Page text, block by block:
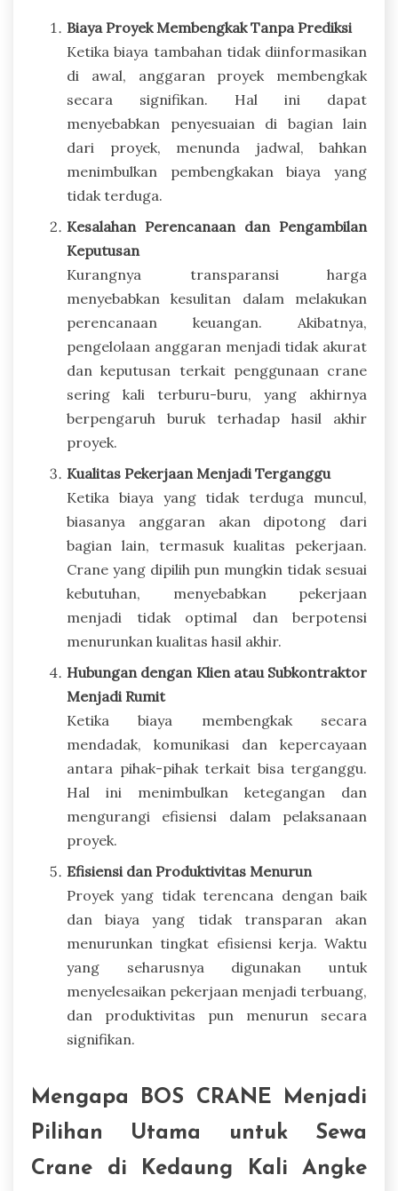
Biaya Proyek Membengkak Tanpa Prediksi
Ketika biaya tambahan tidak diinformasikan
di awal, anggaran proyek membengkak
secara signifikan. Hal ini dapat
menyebabkan penyesuaian di bagian lain
dari proyek, menunda jadwal, bahkan
menimbulkan pembengkakan biaya yang
tidak terduga.
Kesalahan Perencanaan dan Pengambilan
Keputusan
Kurangnya transparansi harga
menyebabkan kesulitan dalam melakukan
perencanaan keuangan. Akibatnya,
pengelolaan anggaran menjadi tidak akurat
dan keputusan terkait penggunaan crane
sering kali terburu-buru, yang akhirnya
berpengaruh buruk terhadap hasil akhir
proyek.
Kualitas Pekerjaan Menjadi Terganggu
Ketika biaya yang tidak terduga muncul,
biasanya anggaran akan dipotong dari
bagian lain, termasuk kualitas pekerjaan.
Crane yang dipilih pun mungkin tidak sesuai
kebutuhan, menyebabkan pekerjaan
menjadi tidak optimal dan berpotensi
menurunkan kualitas hasil akhir.
Hubungan dengan Klien atau Subkontraktor
Menjadi Rumit
Ketika biaya membengkak secara
mendadak, komunikasi dan kepercayaan
antara pihak-pihak terkait bisa terganggu.
Hal ini menimbulkan ketegangan dan
mengurangi efisiensi dalam pelaksanaan
proyek.
Efisiensi dan Produktivitas Menurun
Proyek yang tidak terencana dengan baik
dan biaya yang tidak transparan akan
menurunkan tingkat efisiensi kerja. Waktu
yang seharusnya digunakan untuk
menyelesaikan pekerjaan menjadi terbuang,
dan produktivitas pun menurun secara
signifikan.
Mengapa BOS CRANE Menjadi
Pilihan Utama untuk Sewa
Crane di Kedaung Kali Angke